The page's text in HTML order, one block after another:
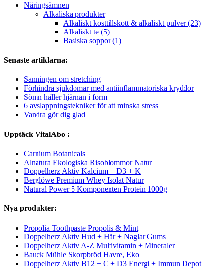
Näringsämnen
Alkaliska produkter
Alkaliskt kosttillskott & alkaliskt pulver (23)
Alkaliskt te (5)
Basiska soppor (1)
Senaste artiklarna:
Sanningen om stretching
Förhindra sjukdomar med antiinflammatoriska kryddor
Sömn håller hjärnan i form
6 avslappningstekniker för att minska stress
Vandra gör dig glad
Upptäck VitalAbo :
Carnium Botanicals
Alnatura Ekologiska Risoblommor Natur
Doppelherz Aktiv Kalcium + D3 + K
Berglöwe Premium Whey Isolat Natur
Natural Power 5 Komponenten Protein 1000g
Nya produkter:
Propolia Toothpaste Propolis & Mint
Doppelherz Aktiv Hud + Hår + Naglar Gums
Doppelherz Aktiv A-Z Multivitamin + Mineraler
Bauck Mühle Skorpbröd Havre, Eko
Doppelherz Aktiv B12 + C + D3 Energi + Immun Depot